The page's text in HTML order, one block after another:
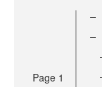
Page 1